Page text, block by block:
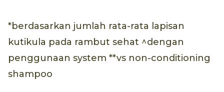
*berdasarkan jumlah rata-rata lapisan
kutikula pada rambut sehat ^dengan
penggunaan system **vs non-conditioning
shampoo